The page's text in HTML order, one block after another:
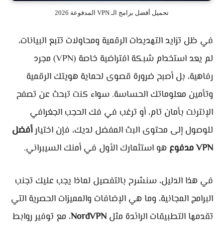
تحميل أفضل برامج الـ VPN المدفوعة 2026
في ظل تزايد التهديدات الرقمية ومحاولات تتبع البيانات،
لم يعد استخدام شبكة افتراضية خاصة (VPN) مجرد
رفاهية، بل أصبح ضرورة قصوى لحماية هويتك الرقمية
وتأمين معلوماتك الحساسة. سواء كنت تبحث عن تصفح
الإنترنت بأمان تام، أو ترغب في فك الحجب الجغرافي
للوصول إلى محتوى البث المفضل لديك، فإن اختيارأفضل
VPN مدفوع
هو استثمارك الأول في أمنك السيبراني.
في هذا الدليل، سنشرح بالتفصيل لماذا يجب عليك تجنب
البرامج المجانية، وما هي الإضافات والمميزات الحصرية التي
تقدمها التطبيقات الرائدة مثل NordVPN، مع توفير روابط